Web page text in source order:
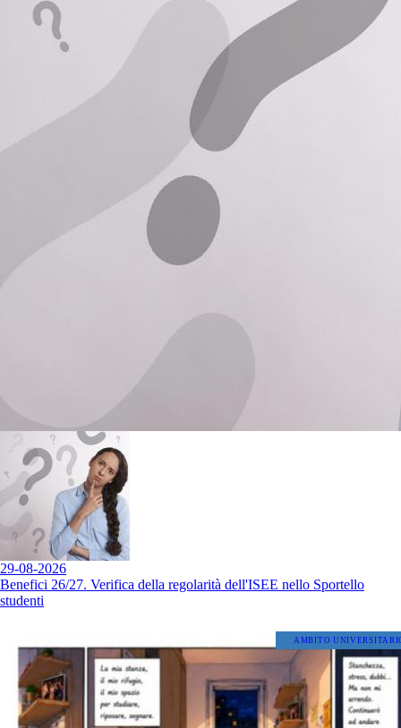
29-08-2026
Benefici 26/27. Verifica della regolarità dell'ISEE nello Sportello
studenti
AMBITO